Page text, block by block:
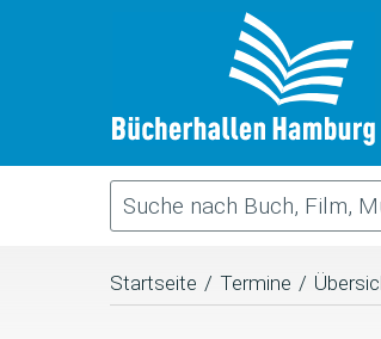
Startseite / Termine /